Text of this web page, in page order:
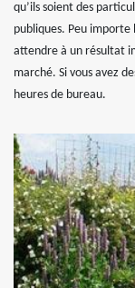
qu’ils soient des
publiques. Peu importe
attendre à un résultat
marché. Si vous avez
heures de bureau.